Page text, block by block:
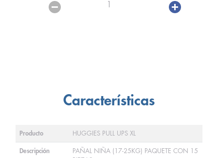
1
Características
Producto HUGGIES PULL UPS XL
Descripción
PAÑAL NIÑA (17-25KG) PAQUETE CON 15